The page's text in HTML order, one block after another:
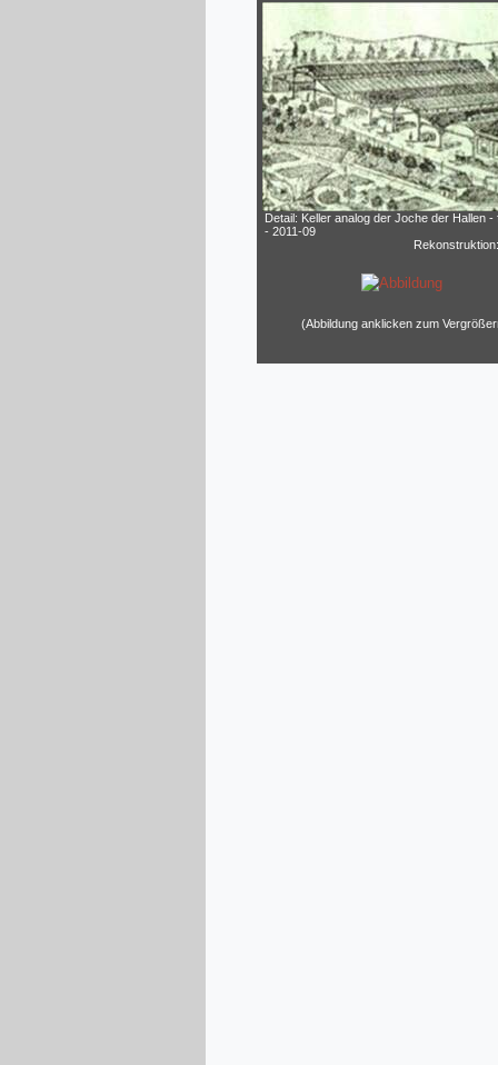
Detail: Keller analog der Joche der Hallen -
- 2011-09
(Abbildung anklicken zum